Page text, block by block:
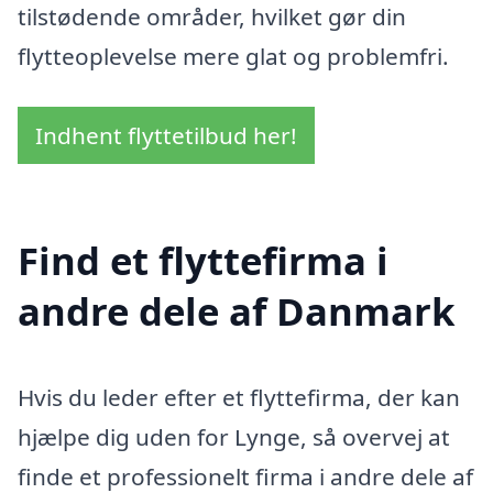
tilstødende områder, hvilket gør din
flytteoplevelse mere glat og problemfri.
Indhent flyttetilbud her!
Find et flyttefirma i
andre dele af Danmark
Hvis du leder efter et flyttefirma, der kan
hjælpe dig uden for Lynge, så overvej at
finde et professionelt firma i andre dele af